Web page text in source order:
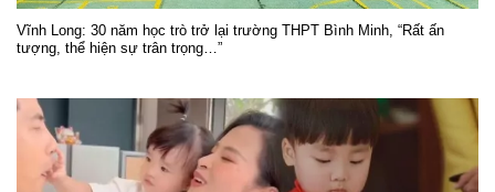
Vĩnh Long: 30 năm học trò trở lại trường THPT Bình Minh, “Rất ấn
tượng, thể hiện sự trân trọng…”